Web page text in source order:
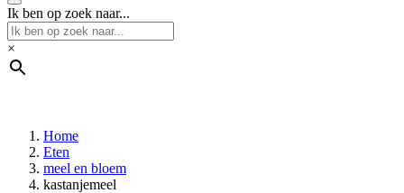
Ik ben op zoek naar...
×
Home
Eten
meel en bloem
kastanjemeel